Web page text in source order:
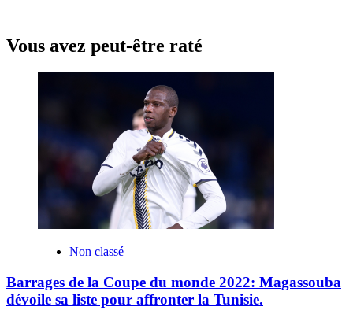
Vous avez peut-être raté
Non classé
Barrages de la Coupe du monde 2022: Magassouba
dévoile sa liste pour affronter la Tunisie.